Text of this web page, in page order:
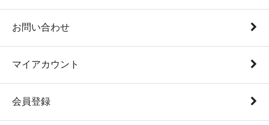
お問い合わせ
マイアカウント
会員登録